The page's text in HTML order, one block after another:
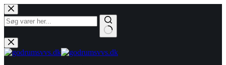
Fortsæt
til
indhold
Ingen
resultater